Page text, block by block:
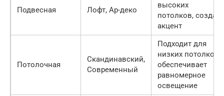
Подвесная Лофт, Ар-деко
высоких
потолков, создает
акцент
Потолочная
Скандинавский,
Современный
Подходит для
низких потолков,
обеспечивает
равномерное
освещение